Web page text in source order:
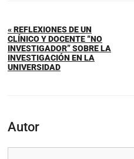
« REFLEXIONES DE UN
CLÍNICO Y DOCENTE “NO
INVESTIGADOR” SOBRE LA
INVESTIGACIÓN EN LA
UNIVERSIDAD
Autor